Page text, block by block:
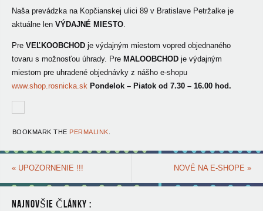
Naša prevádzka na Kopčianskej ulici 89 v Bratislave Petržalke je
aktuálne len VÝDAJNÉ MIESTO.
Pre VEĽKOOBCHODje výdajným miestom vopred objednaného
tovaru s možnosťou úhrady. Pre MALOOBCHODje výdajným
miestom pre uhradené objednávky z nášho e-shopu
www.shop.rosnicka.sk Pondelok – Piatok od 7.30 – 16.00 hod.
BOOKMARK THE PERMALINK
«UPOZORNENIE !!! NOVÉ NA E-SHOPE»
NAJNOVŠIE ČLÁNKY :